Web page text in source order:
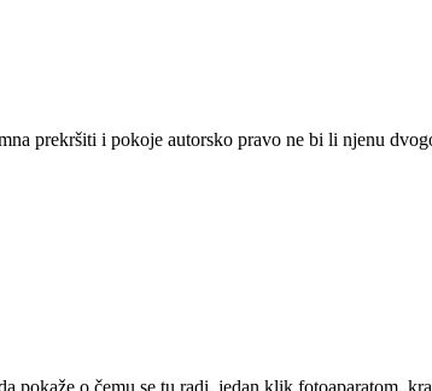
prekršiti i pokoje autorsko pravo ne bi li njenu